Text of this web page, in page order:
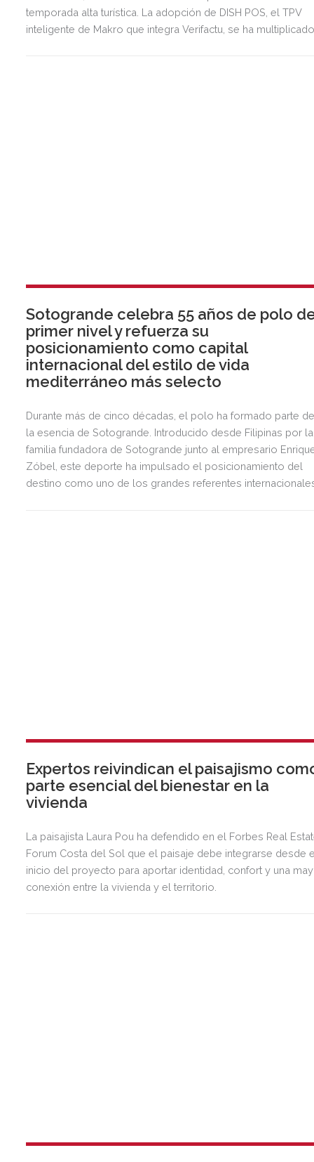
temporada alta turística. La adopción de DISH POS, el TPV
inteligente de Makro que integra Verifactu, se ha
Sotogrande celebra 55 años de polo
primer nivel y refuerza su
posicionamiento como capital
internacional del estilo de vida
mediterráneo más selecto
Durante más de cinco décadas, el polo ha formado parte
la esencia de Sotogrande. Introducido desde Filipinas por la
familia fundadora de Sotogrande junto al empresario
Zóbel, este deporte ha impulsado el posicionamiento del
destino como uno de los grandes referentes
Expertos reivindican el paisajismo
parte esencial del bienestar en la
vivienda
La paisajista Laura Pou ha defendido en el Forbes Real
Forum Costa del Sol que el paisaje debe integrarse desde
inicio del proyecto para aportar identidad, confort y una
conexión entre la vivienda y el territorio.